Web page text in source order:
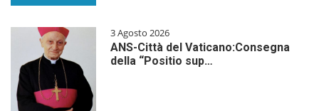
3 Agosto 2026
ANS-Città del Vaticano:Consegna
della “Positio sup…